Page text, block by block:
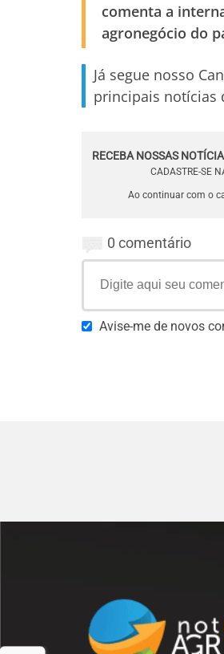
comenta a
agronegócio do
Já segue nosso
principais notícias
RECEBA NOSSAS
CADASTRE-SE
Ao continuar com o
0 comentário
Avise-me de novos